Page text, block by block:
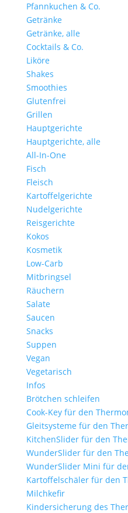
Pfannkuchen & Co.
Getränke
Getränke, alle
Cocktails & Co.
Liköre
Shakes
Smoothies
Glutenfrei
Grillen
Hauptgerichte
Hauptgerichte, alle
All-In-One
Fisch
Fleisch
Kartoffelgerichte
Nudelgerichte
Reisgerichte
Kokos
Kosmetik
Low-Carb
Mitbringsel
Räuchern
Salate
Saucen
Snacks
Suppen
Vegan
Vegetarisch
Infos
Brötchen schleifen
Cook-Key für den
Gleitsysteme für den
KitchenSlider für den
WunderSlider für den
WunderSlider Mini für
Kartoffelschäler für den
Milchkefir
Kindersicherung des